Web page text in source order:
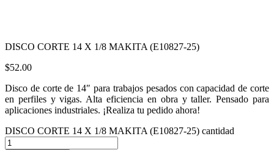
DISCO CORTE 14 X 1/8 MAKITA (E10827-25)
$52.00
Disco de corte de 14″ para trabajos pesados con capacidad de corte
en perfiles y vigas. Alta eficiencia en obra y taller. Pensado para
aplicaciones industriales. ¡Realiza tu pedido ahora!
DISCO CORTE 14 X 1/8 MAKITA (E10827-25) cantidad